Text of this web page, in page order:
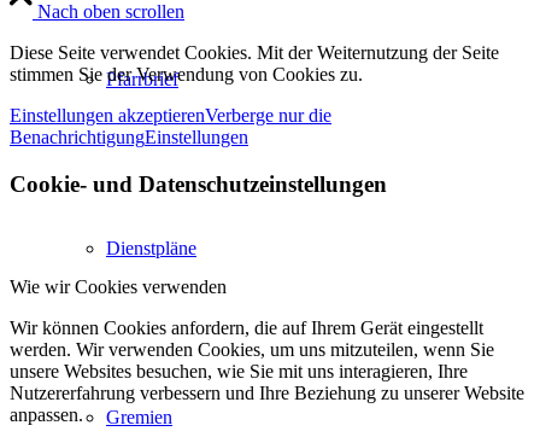
Pfarrbrief
Dienstpläne
Gremien
Nach oben scrollen
Diese Seite verwendet Cookies. Mit der Weiternutzung der Seite
stimmen Sie der Verwendung von Cookies zu.
Einstellungen akzeptierenVerberge nur die
BenachrichtigungEinstellungen
Cookie- und Datenschutzeinstellungen
Wie wir Cookies verwenden
Wir können Cookies anfordern, die auf Ihrem Gerät eingestellt
werden. Wir verwenden Cookies, um uns mitzuteilen, wenn Sie
unsere Websites besuchen, wie Sie mit uns interagieren, Ihre
Nutzererfahrung verbessern und Ihre Beziehung zu unserer Website
anpassen.